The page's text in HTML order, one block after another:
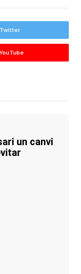
Twitter
YouTube
un canvi